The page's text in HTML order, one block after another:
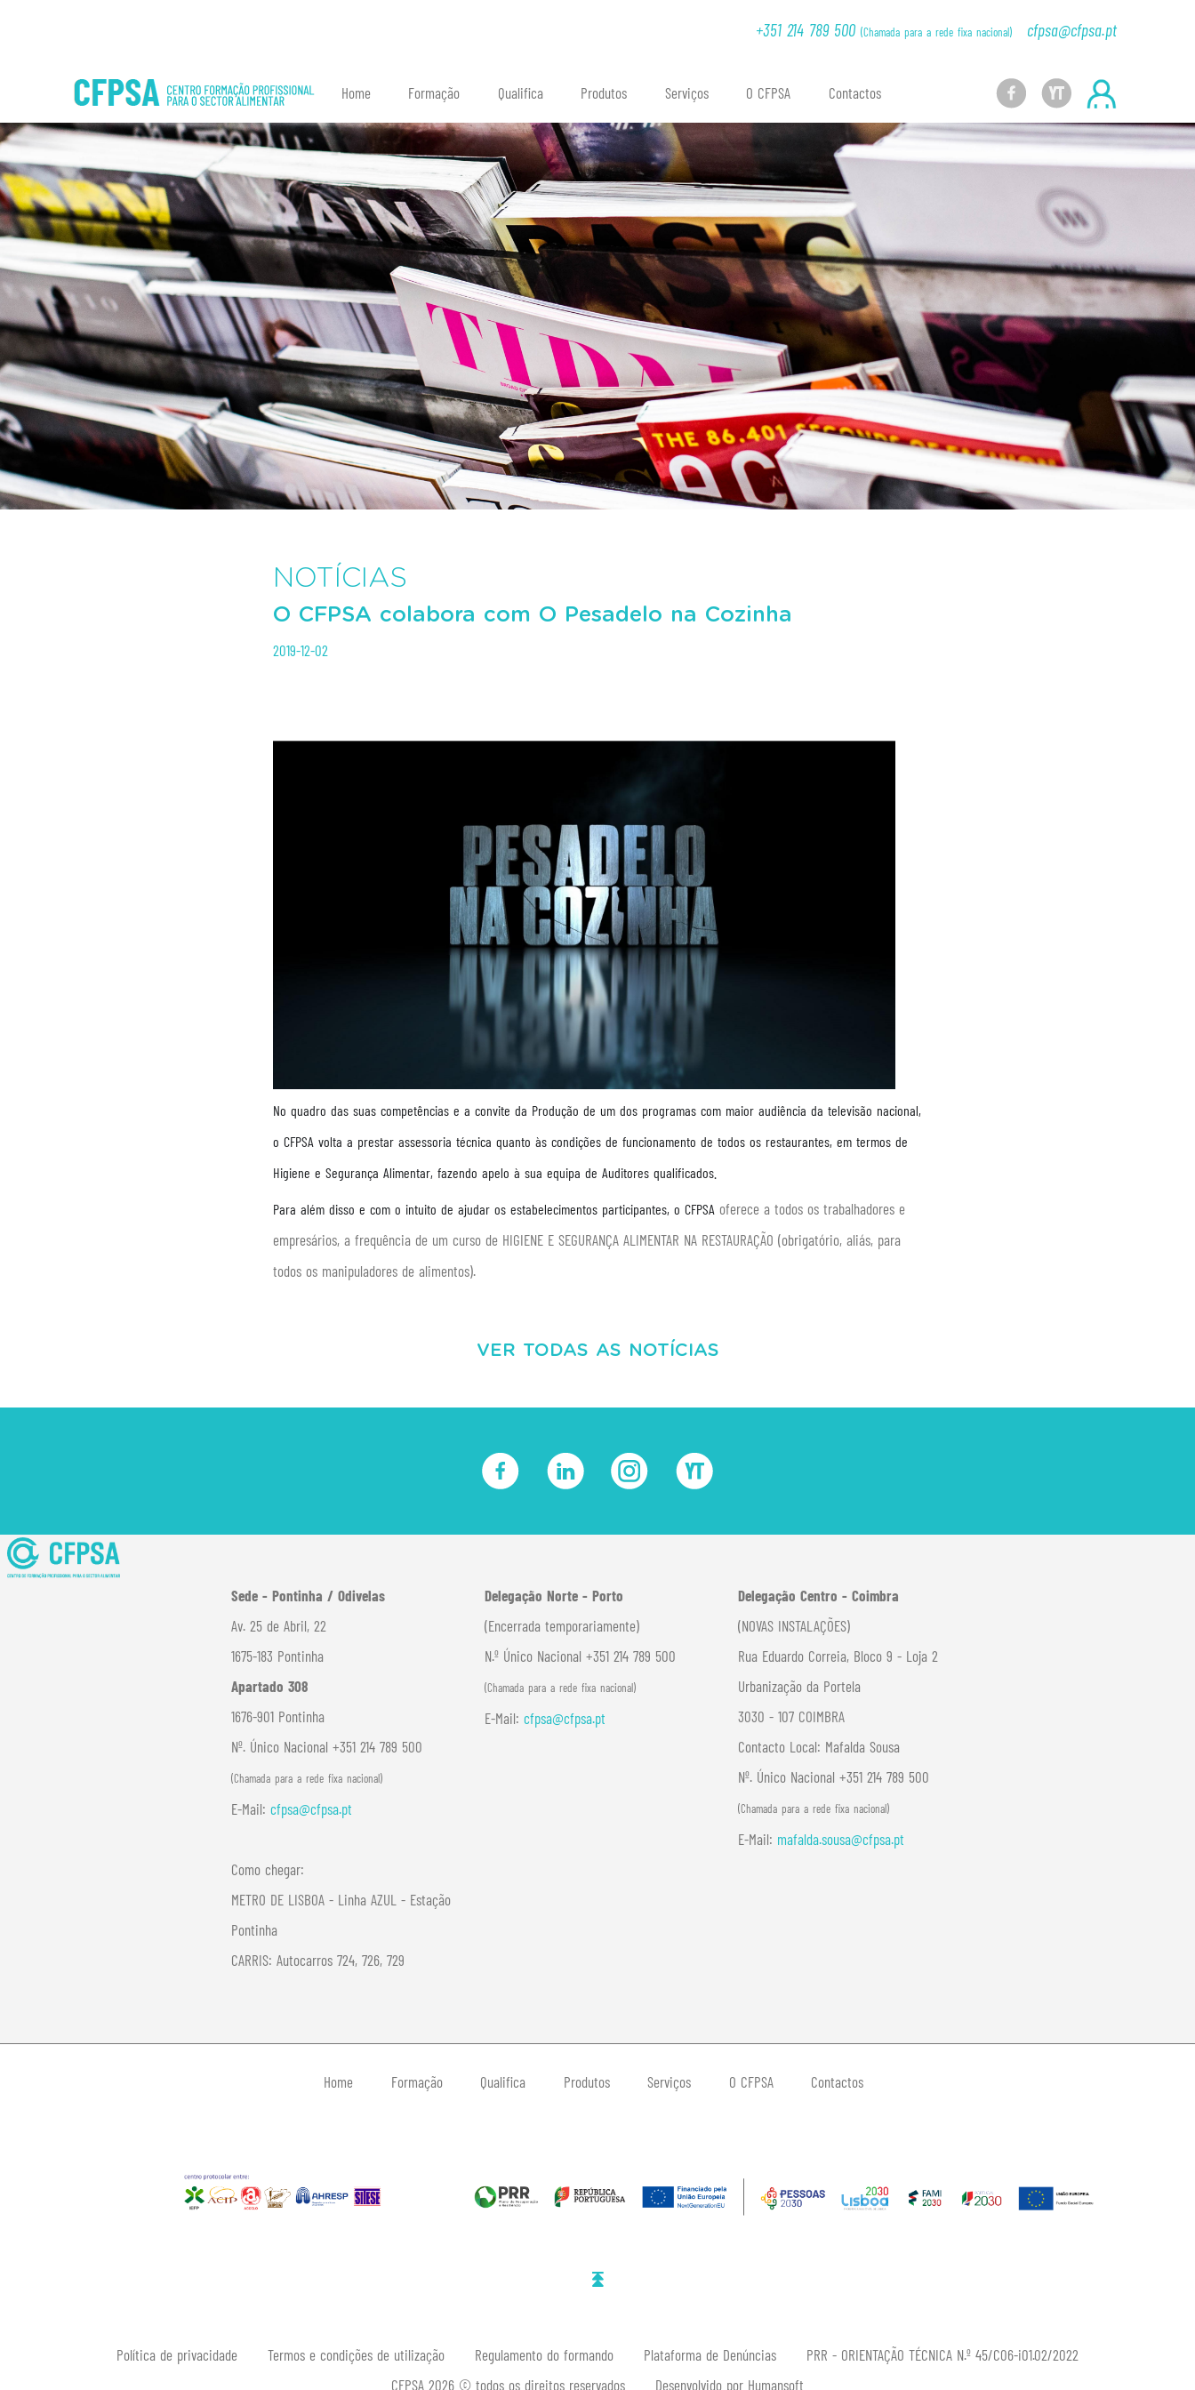
+351 214 789 500(Chamada para a rede fixa nacional) cfpsa@cfpsa.pt
Home Formação Qualifica Produtos Serviços O CFPSA Contactos
NOTÍCIAS
O CFPSA colabora com O Pesadelo na Cozinha
2019-12-02
No quadro das suas competências e a convite da Produção de um dos programas com maior audiência da televisão nacional,
o CFPSA volta a prestar assessoria técnica quanto às condições de funcionamento de todos os restaurantes, em termos de
Higiene e Segurança Alimentar, fazendo apelo à sua equipa de Auditores qualificados.
Para além disso e com o intuito de ajudar os estabelecimentos participantes, o CFPSA oferece a todos os trabalhadores e
empresários, a frequência de um curso de HIGIENE E SEGURANÇA ALIMENTAR NA RESTAURAÇÃO (obrigatório, aliás, para
todos os manipuladores de alimentos).
VER TODAS AS NOTÍCIAS
Sede - Pontinha / Odivelas
Av. 25 de Abril, 22
1675-183 Pontinha
Apartado 308
1676-901 Pontinha
Nº. Único Nacional +351 214 789 500
(Chamada para a rede fixa nacional)
E-Mail: cfpsa@cfpsa.pt
Como chegar:
METRO DE LISBOA - Linha AZUL - Estação
Pontinha
CARRIS: Autocarros 724, 726, 729
Delegação Norte - Porto
(Encerrada temporariamente)
N.º Único Nacional +351 214 789 500
(Chamada para a rede fixa nacional)
E-Mail: cfpsa@cfpsa.pt
Delegação Centro - Coimbra
(NOVAS INSTALAÇÕES)
Rua Eduardo Correia, Bloco 9 - Loja 2
Urbanização da Portela
3030 - 107 COIMBRA
Contacto Local: Mafalda Sousa
Nº. Único Nacional +351 214 789 500
(Chamada para a rede fixa nacional)
E-Mail: mafalda.sousa@cfpsa.pt
Home Formação Qualifica Produtos Serviços O CFPSA Contactos
Política de privacidade Termos e condições de utilização Regulamento do formando Plataforma de Denúncias
PRR - ORIENTAÇÃO TÉCNICA N.º 45/C06-i01.02/2022
CFPSA 2026 © todos os direitos reservados
Desenvolvido por Humansoft